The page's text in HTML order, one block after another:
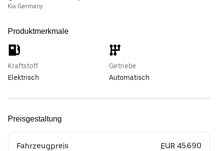
Kia Germany
Produktmerkmale
Kraftstoff
Elektrisch
Getriebe
Automatisch
Preisgestaltung
Fahrzeugpreis EUR 45.690